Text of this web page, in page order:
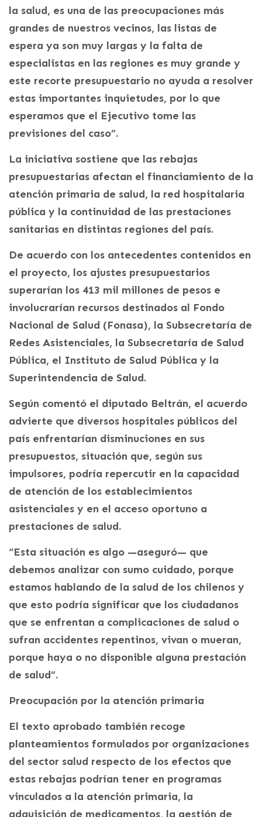
la salud, es una de las preocupaciones más
grandes de nuestros vecinos, las listas de
espera ya son muy largas y la falta de
especialistas en las regiones es muy grande y
este recorte presupuestario no ayuda a resolver
estas importantes inquietudes, por lo que
esperamos que el Ejecutivo tome las
previsiones del caso”.
La iniciativa sostiene que las rebajas
presupuestarias afectan el financiamiento de la
atención primaria de salud, la red hospitalaria
pública y la continuidad de las prestaciones
sanitarias en distintas regiones del país.
De acuerdo con los antecedentes contenidos en
el proyecto, los ajustes presupuestarios
superarían los 413 mil millones de pesos e
involucrarían recursos destinados al Fondo
Nacional de Salud (Fonasa), la Subsecretaría de
Redes Asistenciales, la Subsecretaría de Salud
Pública, el Instituto de Salud Pública y la
Superintendencia de Salud.
Según comentó el diputado Beltrán, el acuerdo
advierte que diversos hospitales públicos del
país enfrentarían disminuciones en sus
presupuestos, situación que, según sus
impulsores, podría repercutir en la capacidad
de atención de los establecimientos
asistenciales y en el acceso oportuno a
prestaciones de salud.
“Esta situación es algo —aseguró— que
debemos analizar con sumo cuidado, porque
estamos hablando de la salud de los chilenos y
que esto podría significar que los ciudadanos
que se enfrentan a complicaciones de salud o
sufran accidentes repentinos, vivan o mueran,
porque haya o no disponible alguna prestación
de salud”.
Preocupación por la atención primaria
El texto aprobado también recoge
planteamientos formulados por organizaciones
del sector salud respecto de los efectos que
estas rebajas podrían tener en programas
vinculados a la atención primaria, la
adquisición de medicamentos, la gestión de